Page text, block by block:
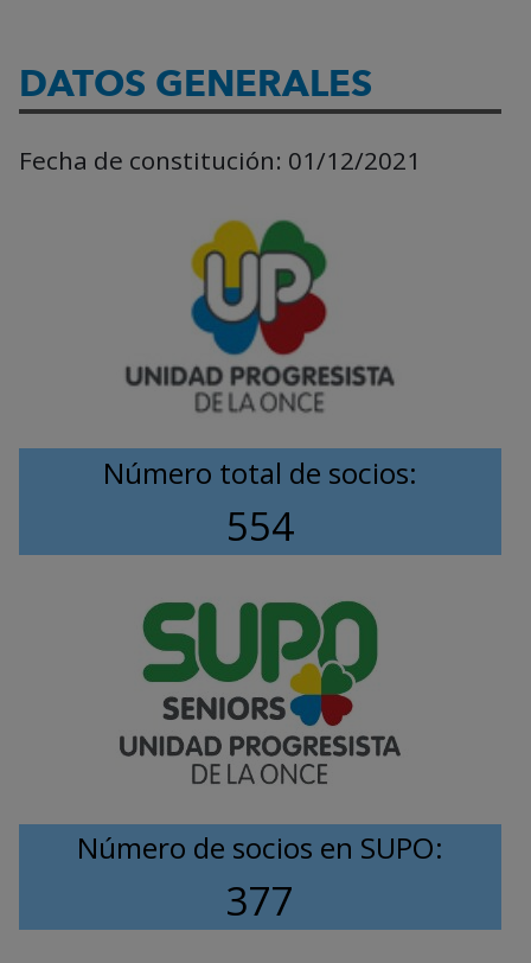
DATOS GENERALES
Fecha de constitución: 01/12/2021
Número total de socios:
554
Número de socios en SUPO:
377